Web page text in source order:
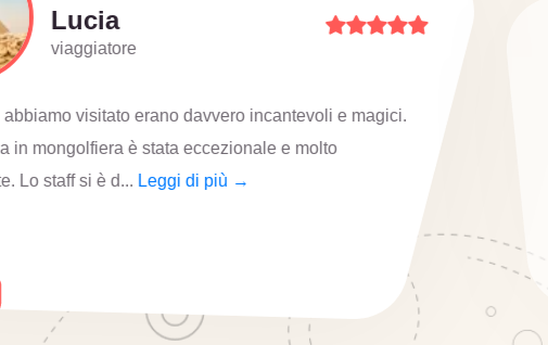
Sofia
Ho vissuto tre esperienze incredibili in un unico
Abbiamo iniziato con l'energia del Cairo,
meraviglie dell'antico Egitto. Poi,...